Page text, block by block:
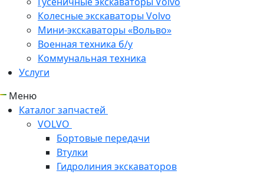
Колесные экскаваторы Volvo
Мини-экскаваторы «Вольво»
Военная техника б/у
Коммунальная техника
Услуги
Меню
Каталог запчастей
VOLVO
Бортовые передачи
Втулки
Гидролиния экскаваторов